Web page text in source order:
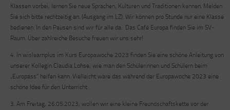
Klassen vorbei, lernen Sie neue Sprachen, Kulturen und Traditionen kennen. Melden
Sie sich bitte rechtzeitig an. (Ausgang im LZ). Wir können pro Stunde nur eine Klasse
bedienen. In den Pausen sind wir für alle da. Das Café Europa finden Sie im SV-
Raum. Über zahlreiche Besuche freuen wir uns sehr!
4. In wislearnplus im Kurs Europawoche 2023 finden Sie eine schöne Anleitung von
unserer Kollegin Claudia Lohse, wie man den Schülerinnen und Schülern beim
„Europass“ helfen kann. Vielleicht wäre das während der Europawoche 2023 eine
schöne Idee für den Unterricht.
3. Am Freitag, 26.05.2023, wollen wir eine kleine Freundschaftskette vor der